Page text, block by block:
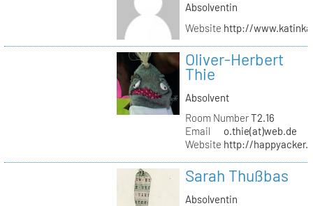
Absolventin
Website http://
Oliver-Herbert
Thie
Absolvent
Room NumberT2.16
Email
o.thie(at)web.de
Website http://
Sarah Thußbas
Absolventin